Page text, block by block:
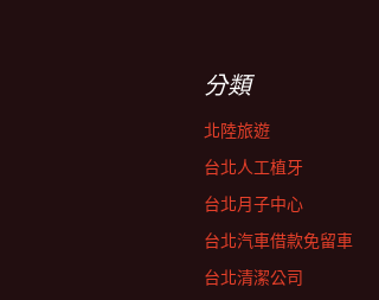
分類
北陸旅遊
台北人工植牙
台北月子中心
台北汽車借款免留車
台北清潔公司